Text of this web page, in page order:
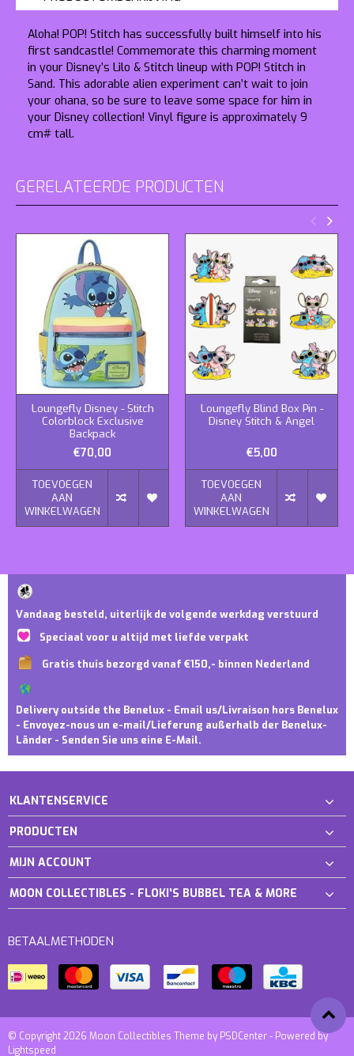
Aloha! POP! Stitch has successfully built himself into his
first sandcastle! Commemorate this charming moment
in your Disney’s Lilo & Stitch lineup with POP! Stitch in
Sand. This adorable alien experiment can’t wait to join
your ohana, so be sure to leave some space for him in
your Disney collection! Vinyl figure is approximately 9
cm# tall.
GERELATEERDE PRODUCTEN
Loungefly Disney - Stitch
Colorblock Exclusive
Backpack
€70,00
TOEVOEGEN
AAN
WINKELWAGEN
Loungefly Blind Box Pin -
Disney Stitch & Angel
€5,00
TOEVOEGEN
AAN
WINKELWAGEN
Vandaag besteld, uiterlijk de volgende werkdag verstuurd
Speciaal voor u altijd met liefde verpakt
Gratis thuis bezorgd vanaf €150,- binnen Nederland
Delivery outside the Benelux - Email us/Livraison hors Benelux
- Envoyez-nous un e-mail/Lieferung außerhalb der Benelux-
Länder - Senden Sie uns eine E-Mail.
KLANTENSERVICE
PRODUCTEN
MIJN ACCOUNT
MOON COLLECTIBLES - FLOKI'S BUBBEL TEA & MORE
BETAALMETHODEN
© Copyright 2026 Moon Collectibles Theme by PSDCenter- Powered by
Lightspeed